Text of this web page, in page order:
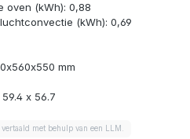
oven (kWh): 0,88
(kWh): 0,69
mm
x 56.7
met behulp van een LLM.